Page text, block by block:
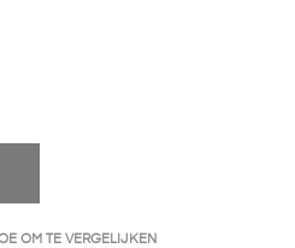
OM TE VERGELIJKEN